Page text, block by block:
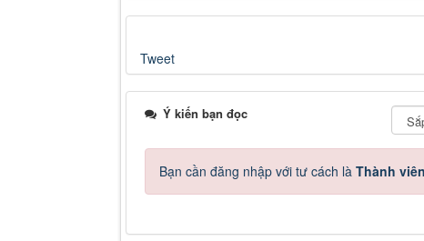
Tweet
Ý kiến bạn đọc
Bạn cần đăng nhập với tư cách là Thành